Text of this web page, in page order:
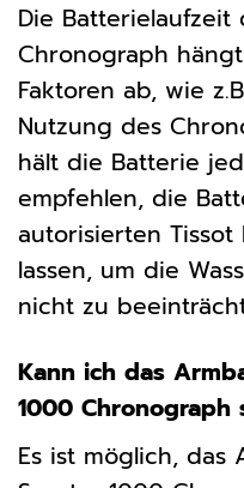
Die Batterielaufzeit
Chronograph
Faktoren ab, wie
Nutzung des
hält die Batterie
empfehlen, die
autorisierten
lassen, um die
nicht zu
Kann ich das
1000 Chronograph
Es ist möglich, das